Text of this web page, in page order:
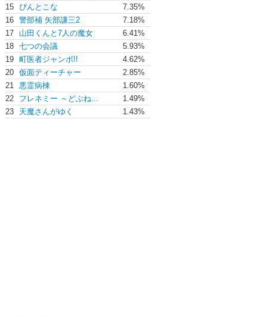
15 ぴんとこな
7.35%
16 警部補 矢部謙三2
7.18%
17
山田くんと7人の魔女
6.41%
18 七つの会議
5.93%
19 町医者ジャンボ!!
4.62%
20 仮面ティーチャー
2.85%
21 悪霊病棟
1.60%
22
フレネミー ～どぶね...
1.49%
23
天魔さんがゆく 1.43%